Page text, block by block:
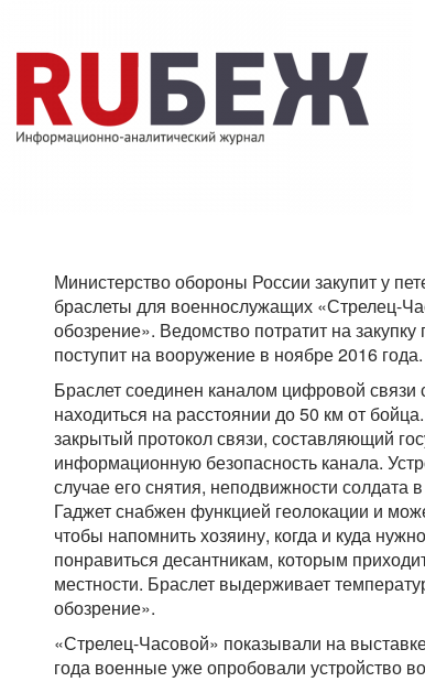
Министерство обороны России закупит у
браслеты для военнослужащих «Стрелец-
обозрение». Ведомство потратит на
поступит на вооружение в ноябре 2016 года.
Браслет соединен каналом цифровой
находиться на расстоянии до 50 км от
закрытый протокол связи, составляющий
информационную безопасность канала.
случае его снятия, неподвижности солдата
Гаджет снабжен функцией геолокации и
чтобы напомнить хозяину, когда и куда
понравиться десантникам, которым
местности. Браслет выдерживает
обозрение».
«Стрелец-Часовой» показывали на
года военные уже опробовали устройство